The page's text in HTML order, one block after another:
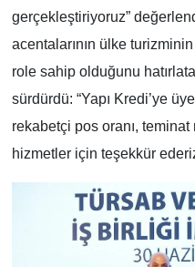
gerçekleştiriyoruz”
acentalarının ülke
role sahip olduğunu
sürdürdü: “Yapı Kredi’ye
rekabetçi pos oranı,
hizmetler için teşekkür